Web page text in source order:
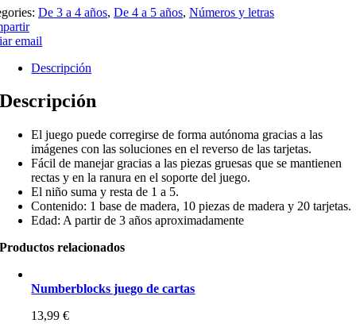
De 3 a 4 años, De 4 a 5 años, Números y letras
email
Descripción
Descripción
El juego puede corregirse de forma autónoma gracias a las
imágenes con las soluciones en el reverso de las tarjetas.
Fácil de manejar gracias a las piezas gruesas que se mantienen
rectas y en la ranura en el soporte del juego.
El niño suma y resta de 1 a 5.
Contenido: 1 base de madera, 10 piezas de madera y 20 tarjetas.
Edad: A partir de 3 años aproximadamente
Productos relacionados
Numberblocks juego de cartas
13,99€